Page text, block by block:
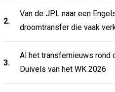
2.
Van de JPL naar een
droomtransfer die vaak
3.
Al het transfernieuws rond
Duivels van het WK 2026